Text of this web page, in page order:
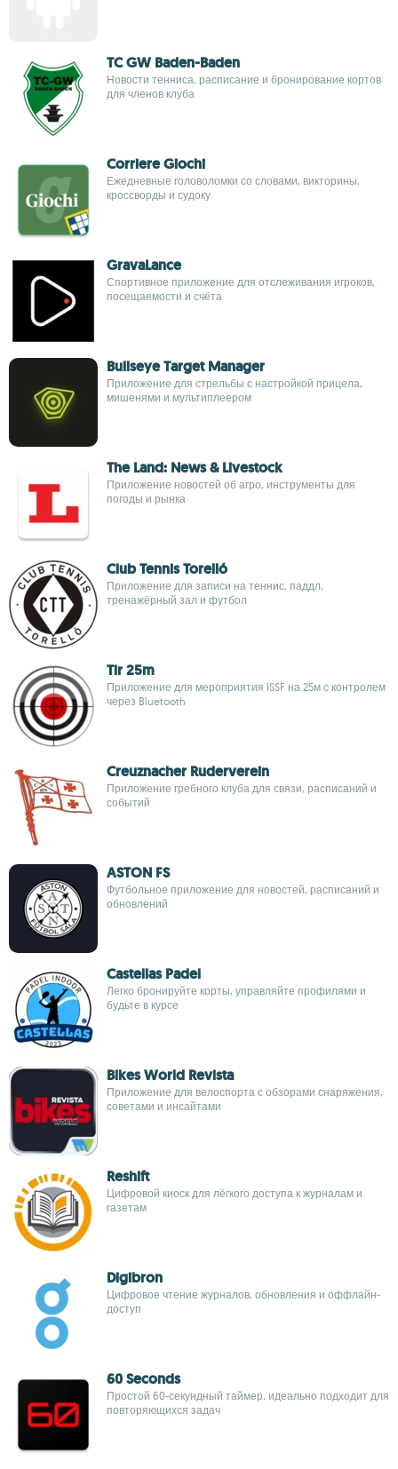
TC GW Baden-Baden
Новости тенниса, расписание и бронирование кортов
для членов клуба
Corriere Giochi
Ежедневные головоломки со словами, викторины,
кроссворды и судоку
GravaLance
Спортивное приложение для отслеживания игроков,
посещаемости и счёта
Bullseye Target Manager
Приложение для стрельбы с настройкой прицела,
мишенями и мультиплеером
The Land: News & Livestock
Приложение новостей об агро, инструменты для
погоды и рынка
Club Tennis Torelló
Приложение для записи на теннис, паддл,
тренажёрный зал и футбол
Tir 25m
Приложение для мероприятия ISSF на 25м с контролем
через Bluetooth
Creuznacher Ruderverein
Приложение гребного клуба для связи, расписаний и
событий
ASTON FS
Футбольное приложение для новостей, расписаний и
обновлений
Castellas Padel
Легко бронируйте корты, управляйте профилями и
будьте в курсе
Bikes World Revista
Приложение для велоспорта с обзорами снаряжения,
советами и инсайтами
Reshift
Цифровой киоск для лёгкого доступа к журналам и
газетам
Digibron
Цифровое чтение журналов, обновления и оффлайн-
доступ
60 Seconds
Простой 60-секундный таймер, идеально подходит для
повторяющихся задач